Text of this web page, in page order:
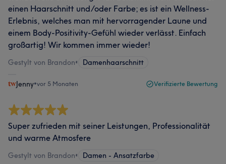
einen Haarschnitt und/oder Farbe; es ist ein Wellness-
Erlebnis, welches man mit hervorragender Laune und
einem Body-Positivity-Gefühl wieder verlässt. Einfach
großartig! Wir kommen immer wieder!
Gestylt von Brandon• Damenhaarschnitt
Jenny•vor 5 Monaten Verifizierte Bewertung
Super zufrieden mit seiner Leistungen, Professionalität
und warme Atmosfere
Gestylt von Brandon• Damen - Ansatzfarbe